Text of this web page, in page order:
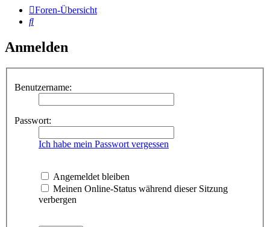
Foren-Übersicht
Suche
Anmelden
Benutzername:
Passwort:
Ich habe mein Passwort vergessen
Angemeldet bleiben
Meinen Online-Status während dieser Sitzung
verbergen